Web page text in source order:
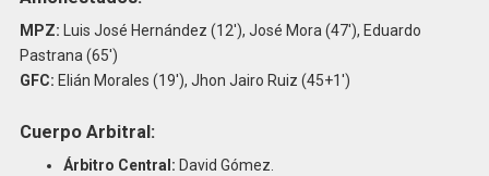
MPZ: Luis José Hernández (12′), José Mora (47′), Eduardo
Pastrana (65′)
GFC: Elián Morales (19′), Jhon Jairo Ruiz (45+1′)
Cuerpo Arbitral:
Árbitro Central: David Gómez.